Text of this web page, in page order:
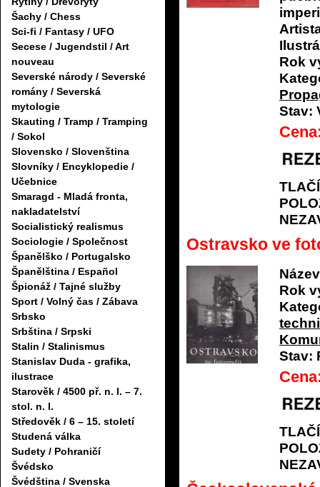
Šachy / Chess
Sci-fi / Fantasy / UFO
Secese / Jugendstil / Art
nouveau
Severské národy / Severské
romány / Severská
mytologie
Skauting / Tramp / Tramping
/ Sokol
Slovensko / Slovenština
Slovníky / Encyklopedie /
Učebnice
Smaragd - Mladá fronta,
nakladatelství
Socialistický realismus
Sociologie / Společnost
Španělško / Portugalsko
Španělština / Español
Špionáž / Tajné služby
Sport / Volný čas / Zábava
Srbsko
Srbština / Srpski
Stalin / Stalinismus
Stanislav Duda - grafika,
ilustrace
Starověk / 4500 př. n. l. – 7.
stol. n. l.
Středověk / 6 – 15. století
Studená válka
Sudety / Pohraničí
Švédsko
Švédština / Svenska
Rok
Stav:
Ostravsko ve
Rok
Stav: